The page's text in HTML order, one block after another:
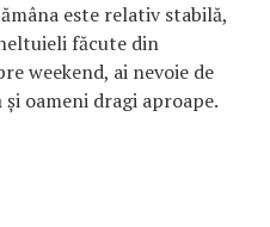
este relativ stabilă,
făcute din
weekend, ai nevoie de
și oameni dragi aproape.